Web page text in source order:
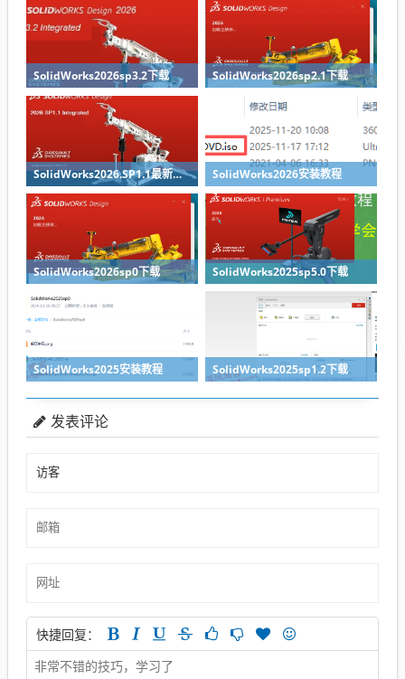
SolidWorks2026sp3.2下载 SolidWorks2026sp2.1下载
SolidWorks2026.SP1.1最新版免费下载 SolidWorks2026安装教程
SolidWorks2026sp0下载 SolidWorks2025sp5.0下载
SolidWorks2025安装教程 SolidWorks2025sp1.2下载
发表评论
快捷回复：